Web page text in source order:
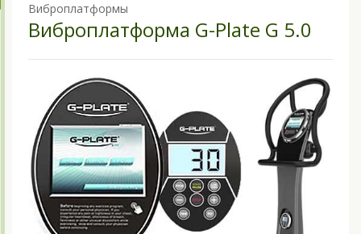
Виброплатформы
Виброплатформа G-Plate G 5.0